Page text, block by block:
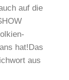
auf die
hat!Das
aus